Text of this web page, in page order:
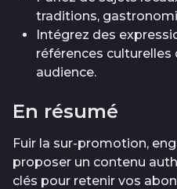
traditions,
Intégrez des
références
audience.
En résumé
Fuir la sur-promotion,
proposer un contenu
clés pour retenir vos